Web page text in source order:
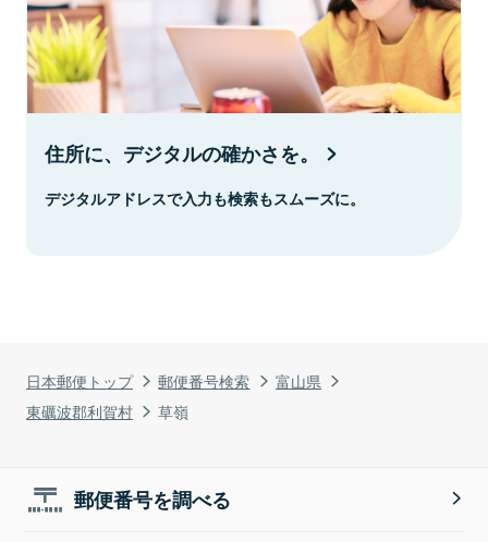
日本郵便トップ 郵便番号検索
富山県
東礪波郡利賀村
草嶺
住所に、デジタルの確かさを。
デジタルアドレスで入力も検索もスムーズに。
郵便番号を調べる